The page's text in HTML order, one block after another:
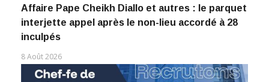
Affaire Pape Cheikh Diallo et autres : le parquet
interjette appel après le non-lieu accordé à 28
inculpés
8 Août 2026